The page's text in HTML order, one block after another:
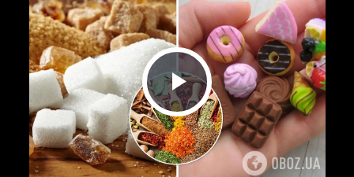
Play Video